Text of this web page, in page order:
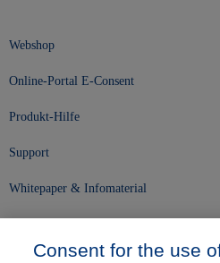
Webshop
Online-Portal E-Consent
Produkt-Hilfe
Support
Whitepaper & Infomaterial
Consent for the use